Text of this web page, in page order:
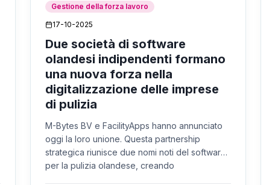
Gestione della forza lavoro
17-10-2025
Due società di software
olandesi indipendenti formano
una nuova forza nella
digitalizzazione delle imprese
di pulizia
M-Bytes BV e FacilityApps hanno annunciato
oggi la loro unione. Questa partnership
strategica riunisce due nomi noti del software
per la pulizia olandese, creando